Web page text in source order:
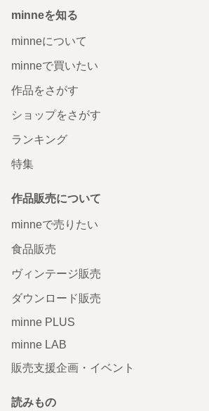
minneを知る
minneについて
minneで買いたい
作品をさがす
ショップをさがす
ランキング
特集
作品販売について
minneで売りたい
食品販売
ヴィンテージ販売
ダウンロード販売
minne PLUS
minne LAB
販売支援企画・イベント
読みもの